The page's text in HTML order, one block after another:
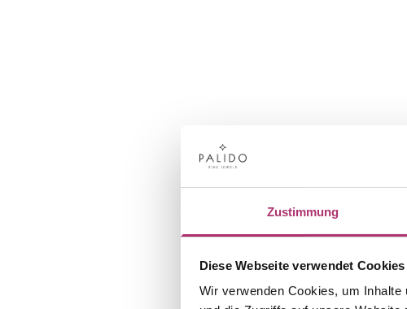
Zustimmung
Diese Webseite verwendet Cookies
Wir verwenden Cookies, um